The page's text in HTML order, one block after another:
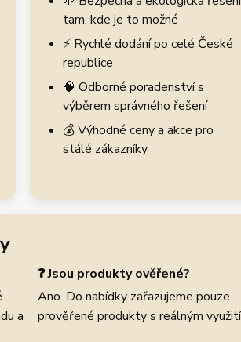
tam, kde je to možné
⚡ Rychlé dodání po celé České
republice
🧠 Odborné poradenství s
výběrem správného řešení
💰 Výhodné ceny a akce pro
stálé zákazníky
a
❓ Jsou produkty ověřené?
Ano. Do nabídky zařazujeme pouze
prověřené produkty s reálným